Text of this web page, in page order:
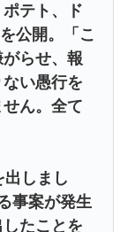
テト、ド
公開。「こ
らせ、報
い愚行を
ん。全て
しまし
事案が発生
たことを